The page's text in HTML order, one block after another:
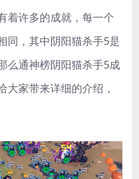
着许多的成就，每一个
同，其中阴阳猫杀手5是
么通神榜阴阳猫杀手5成
大家带来详细的介绍，